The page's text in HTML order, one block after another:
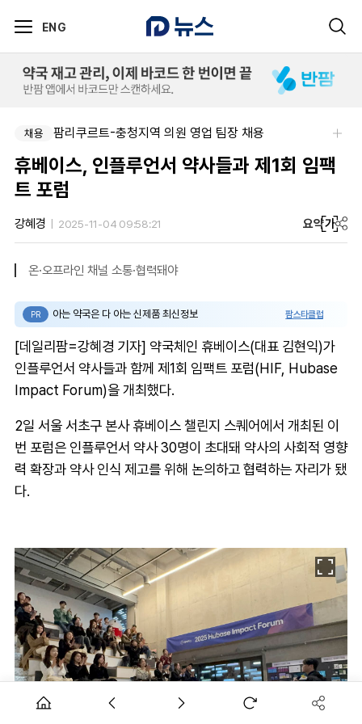
ENG
채용 팜리쿠르트-충청지역 의원 영업 팀장 채용
휴베이스, 인플루언서 약사들과 제1회 임팩
트 포럼
강혜경 2025-11-04 09:58:21 요약가
온·오프라인 채널 소통·협력돼야
PR 아는 약국은 다 아는 신제품 최신정보 팜스타클럽
[데일리팜=강혜경 기자] 약국체인 휴베이스(대표 김현익)가
인플루언서 약사들과 함께 제1회 임팩트 포럼(HIF, Hubase
Impact Forum)을 개최했다.
2일 서울 서초구 본사 휴베이스 챌린지 스퀘어에서 개최된 이
번 포럼은 인플루언서 약사 30명이 초대돼 약사의 사회적 영향
력 확장과 약사 인식 제고를 위해 논의하고 협력하는 자리가 됐
다.